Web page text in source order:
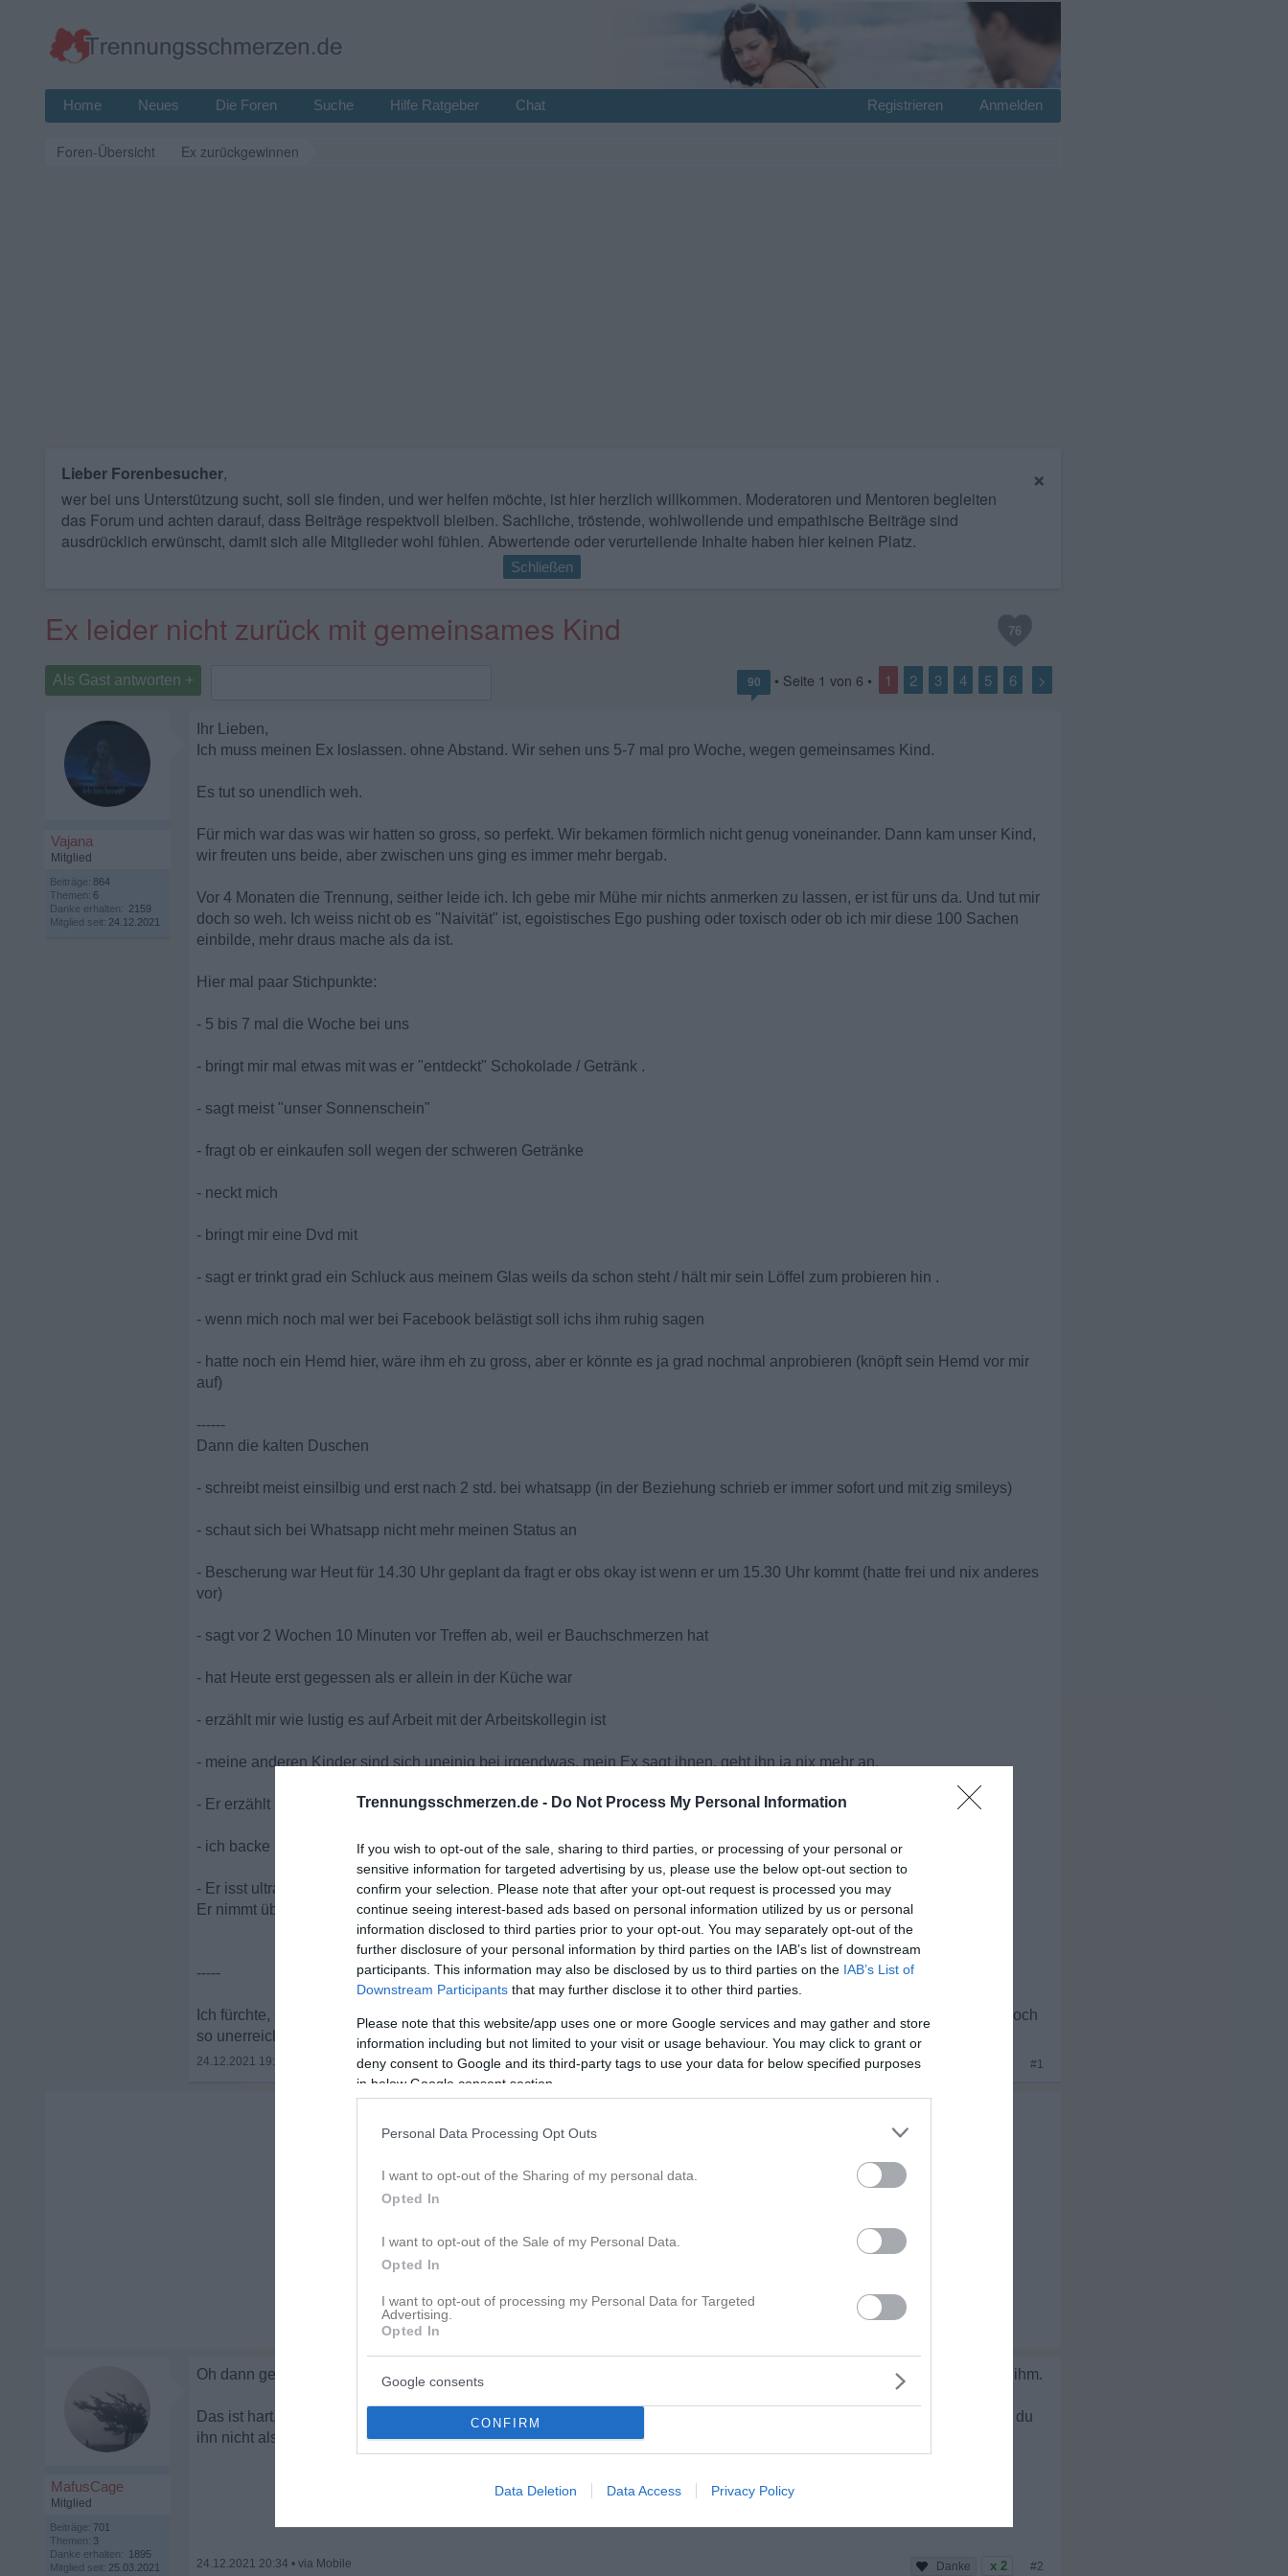
Trennungsschmerzen.de - Do Not Process My Personal Information
If you wish to opt-out of the sale, sharing to third parties, or processing of your personal or
sensitive information for targeted advertising by us, please use the below opt-out section to
confirm your selection. Please note that after your opt-out request is processed you may
continue seeing interest-based ads based on personal information utilized by us or personal
information disclosed to third parties prior to your opt-out. You may separately opt-out of the
further disclosure of your personal information by third parties on the IAB’s list of downstream
participants. This information may also be disclosed by us to third parties on the IAB’s List of
Downstream Participants that may further disclose it to other third parties.
Please note that this website/app uses one or more Google services and may gather and store
information including but not limited to your visit or usage behaviour. You may click to grant or
deny consent to Google and its third-party tags to use your data for below specified purposes
in below Google consent section.
Personal Data Processing Opt Outs
I want to opt-out of the Sharing of my personal data.
Opted In
I want to opt-out of the Sale of my Personal Data.
Opted In
I want to opt-out of processing my Personal Data for Targeted
Advertising.
Opted In
Google consents
CONFIRM
Data Deletion Data Access Privacy Policy
Home Neues Die Foren Suche Hilfe Ratgeber Chat Anmelden
Registrieren
Foren-Übersicht Ex zurückgewinnen
×
Lieber Forenbesucher,
wer bei uns Unterstützung sucht, soll sie finden, und wer helfen möchte, ist hier herzlich willkommen. Moderatoren und Mentoren begleiten
das Forum und achten darauf, dass Beiträge respektvoll bleiben. Sachliche, tröstende, wohlwollende und empathische Beiträge sind
ausdrücklich erwünscht, damit sich alle Mitglieder wohl fühlen. Abwertende oder verurteilende Inhalte haben hier keinen Platz.
Schließen
76
Ex leider nicht zurück mit gemeinsames Kind
Als Gast antworten + 90 • Seite 1 von 6 • 1 2 3 4 5 6 >
Vajana
Mitglied
Beiträge: 864
Themen: 6
Danke erhalten: 2159
Mitglied seit: 24.12.2021
Ihr Lieben,
Ich muss meinen Ex loslassen. ohne Abstand. Wir sehen uns 5-7 mal pro Woche, wegen gemeinsames Kind.
Es tut so unendlich weh.
Für mich war das was wir hatten so gross, so perfekt. Wir bekamen förmlich nicht genug voneinander. Dann kam unser Kind,
wir freuten uns beide, aber zwischen uns ging es immer mehr bergab.
Vor 4 Monaten die Trennung, seither leide ich. Ich gebe mir Mühe mir nichts anmerken zu lassen, er ist für uns da. Und tut mir
doch so weh. Ich weiss nicht ob es "Naivität" ist, egoistisches Ego pushing oder toxisch oder ob ich mir diese 100 Sachen
einbilde, mehr draus mache als da ist.
Hier mal paar Stichpunkte:
- 5 bis 7 mal die Woche bei uns
- bringt mir mal etwas mit was er "entdeckt" Schokolade / Getränk .
- sagt meist "unser Sonnenschein"
- fragt ob er einkaufen soll wegen der schweren Getränke
- neckt mich
- bringt mir eine Dvd mit
- sagt er trinkt grad ein Schluck aus meinem Glas weils da schon steht / hält mir sein Löffel zum probieren hin .
- wenn mich noch mal wer bei Facebook belästigt soll ichs ihm ruhig sagen
- hatte noch ein Hemd hier, wäre ihm eh zu gross, aber er könnte es ja grad nochmal anprobieren (knöpft sein Hemd vor mir
auf)
------
Dann die kalten Duschen
- schreibt meist einsilbig und erst nach 2 std. bei whatsapp (in der Beziehung schrieb er immer sofort und mit zig smileys)
- schaut sich bei Whatsapp nicht mehr meinen Status an
- Bescherung war Heut für 14.30 Uhr geplant da fragt er obs okay ist wenn er um 15.30 Uhr kommt (hatte frei und nix anderes
vor)
- sagt vor 2 Wochen 10 Minuten vor Treffen ab, weil er Bauchschmerzen hat
- hat Heute erst gegessen als er allein in der Küche war
- erzählt mir wie lustig es auf Arbeit mit der Arbeitskollegin ist
- meine anderen Kinder sind sich uneinig bei irgendwas. mein Ex sagt ihnen, geht ihn ja nix mehr an.
- Er erzählt nix mehr aus seinem Leben
- ich backe mit den Kids, er ist dabei, will aber keine Kekse haben (doch er mag Kekse)
- Er isst ultra gerne (sieht man ihm null an)
Er nimmt übriges von mir auch mal mit (anstatt mit uns / mir zu essen)
-----
Ich fürchte, er hat Mitleid und/oder braucht noch einen Fan. mir dagegen tut das alles so unendlich weh. ihn so nah und doch
so unerreichbar. ich muss da einfach drüber reden, ich komme nicht los obwohl ich keine Chance mehr habe
24.12.2021 19:52 #1
MafusCage
Mitglied
Beiträge: 701
Themen: 3
Danke erhalten: 1895
Mitglied seit: 25.03.2021
Oh dann gewinne Abstand. Nicht mehr tägl. sehen. Am Wochenende mal und da dann eventuell auch getrennt...Kind bei ihm.
Das ist hart, aber damit kannst du zur Ruhe kommen. Anders gehts nicht. Dich triggert das Verhalten täglich, ändern wirst du
ihn nicht also ab und abgrenzen!
24.12.2021 20:34 • x 2 #2